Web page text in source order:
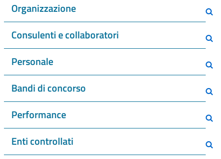
Organizzazione
Consulenti e collaboratori
Personale
Bandi di concorso
Performance
Enti controllati